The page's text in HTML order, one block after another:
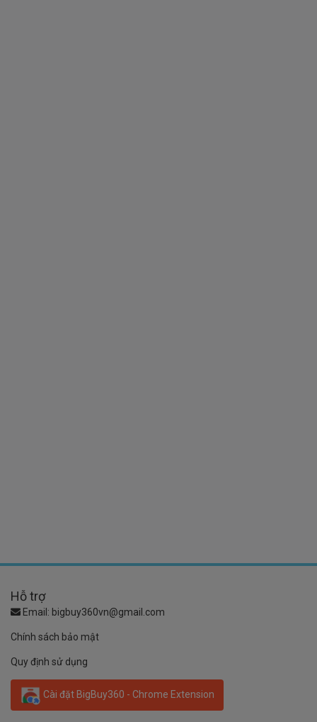
Hỗ trợ
Email: bigbuy360vn@gmail.com
Chính sách bảo mật
Quy định sử dụng
Cài đặt BigBuy360 - Chrome Extension